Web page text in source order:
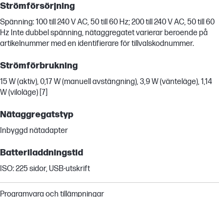
Strömförsörjning
Spänning: 100 till 240 V AC, 50 till 60 Hz; 200 till 240 V AC, 50 till 60
Hz Inte dubbel spänning, nätaggregatet varierar beroende på
artikelnummer med en identifierare för tillvalskodnummer.
Strömförbrukning
15 W (aktiv), 0,17 W (manuell avstängning), 3,9 W (vänteläge), 1,14
W (viloläge) [7]
Nätaggregatstyp
Inbyggd nätadapter
Batteriladdningstid
ISO: 225 sidor, USB-utskrift
Programvara och tillämpningar